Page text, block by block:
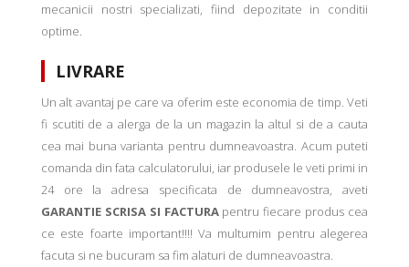
mecanicii nostri specializati, fiind depozitate in conditii
optime.
LIVRARE
Un alt avantaj pe care va oferim este economia de timp. Veti
fi scutiti de a alerga de la un magazin la altul si de a cauta
cea mai buna varianta pentru dumneavoastra. Acum puteti
comanda din fata calculatorului, iar produsele le veti primi in
24 ore la adresa specificata de dumneavostra, aveti
GARANTIE SCRISA SI FACTURApentru fiecare produs cea
ce este foarte important!!!! Va multumim pentru alegerea
facuta si ne bucuram sa fim alaturi de dumneavoastra.